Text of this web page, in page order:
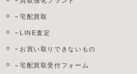
宅配買取
LINE査定
お買い取りできないもの
宅配買取受付フォーム